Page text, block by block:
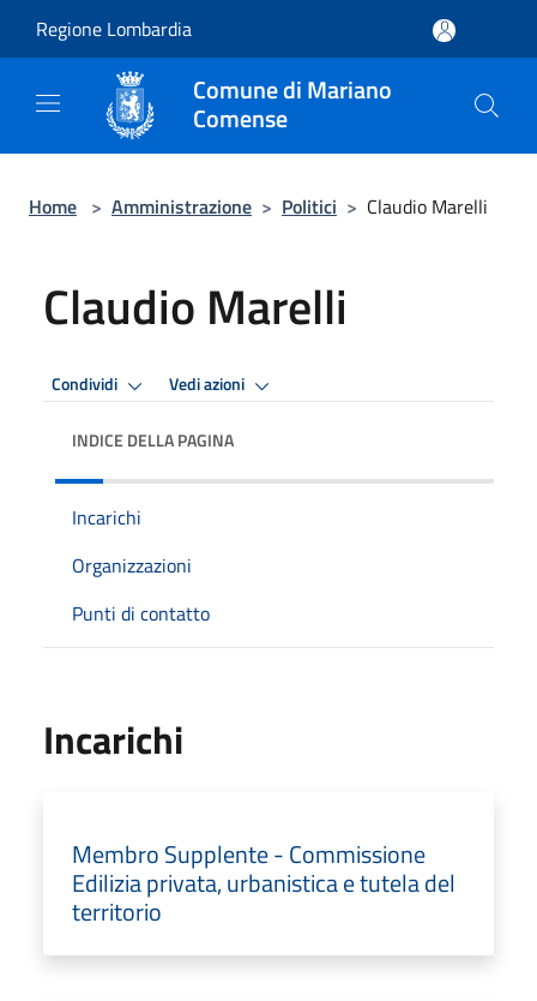
Regione Lombardia
Comune di Mariano
Comense
Home > Amministrazione > Politici > Claudio Marelli
Claudio Marelli
Condividi Vedi azioni
INDICE DELLA PAGINA
Incarichi
Organizzazioni
Punti di contatto
Incarichi
Membro Supplente - Commissione
Edilizia privata, urbanistica e tutela del
territorio